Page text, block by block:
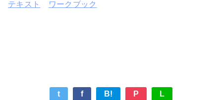
テキスト ワークブック
t f B! P L